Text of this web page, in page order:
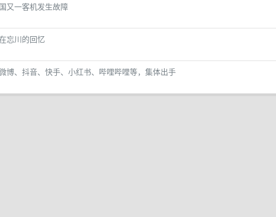
又一客机发生故障
忘川的回忆
博、抖音、快手、小红书、哔哩哔哩等，集体出手